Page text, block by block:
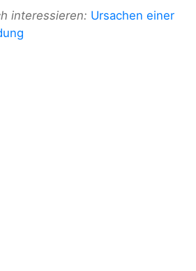
interessieren: Ursachen einer